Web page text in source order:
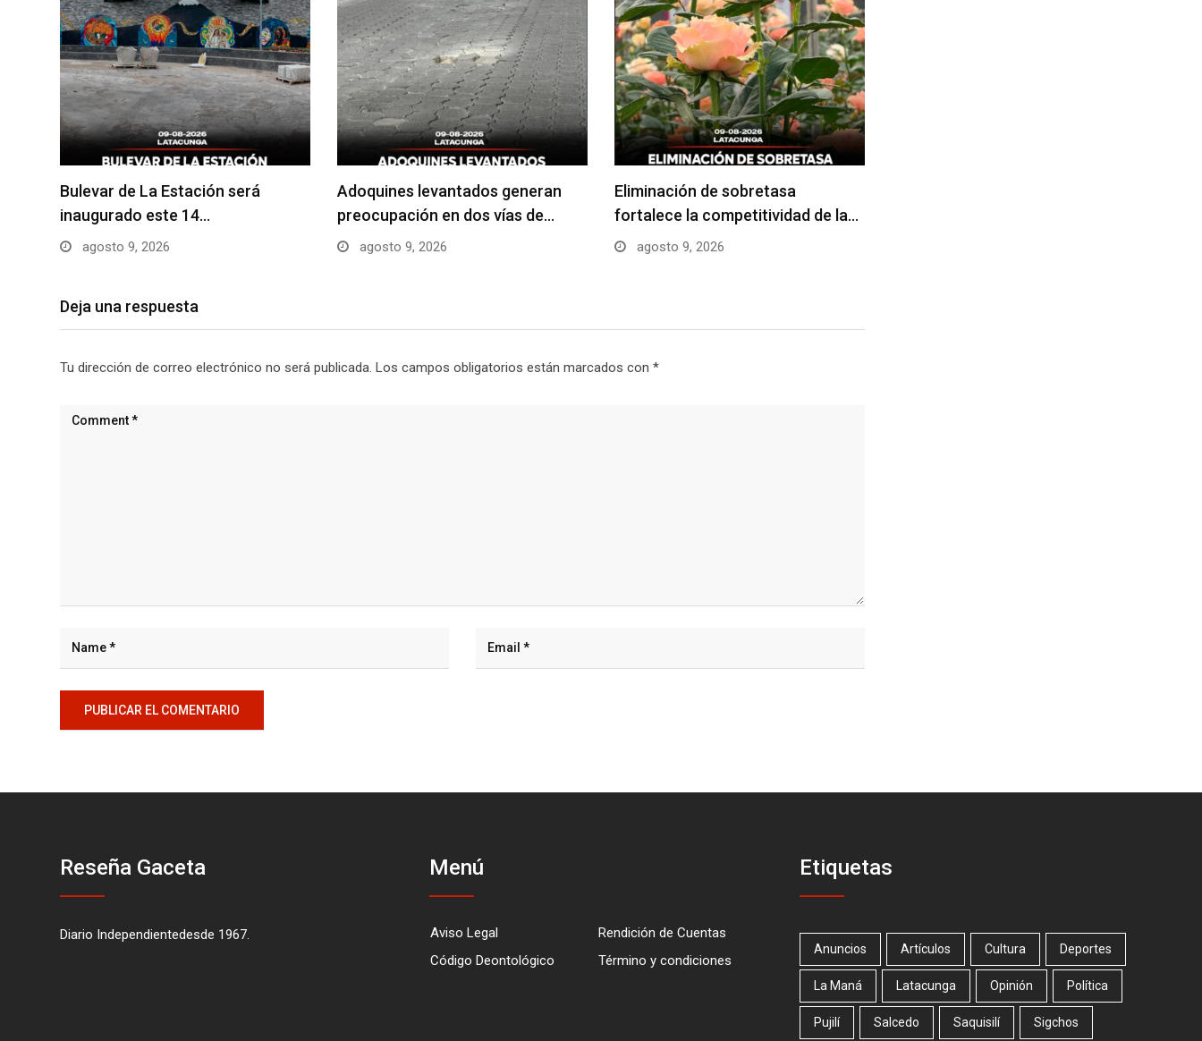
Bulevar de La Estación será
inaugurado este 14…
agosto 9, 2026
Adoquines levantados generan
preocupación en dos vías de…
agosto 9, 2026
Eliminación de sobretasa
fortalece la competitividad de la…
agosto 9, 2026
Deja una respuesta
Tu dirección de correo electrónico no será publicada. Los campos obligatorios están marcados con *
Reseña Gaceta
Diario Independientedesde 1967.
Menú
Aviso Legal
Rendición de Cuentas
Código Deontológico
Término y condiciones
Etiquetas
Anuncios Artículos Cultura Deportes
La Maná Latacunga Opinión Política
Pujilí Salcedo Saquisilí Sigchos